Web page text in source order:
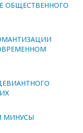
ОБЩЕСТВЕННОГО
МИНУСЫ